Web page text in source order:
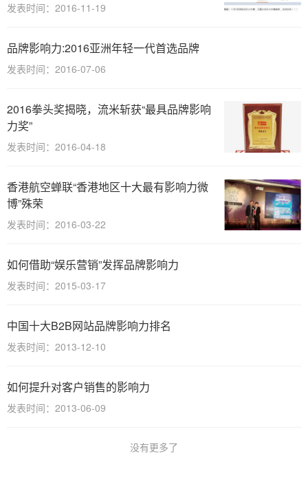
发表时间：2016-11-19
品牌影响力:2016亚洲年轻一代首选品牌
发表时间：2016-07-06
2016拳头奖揭晓，流米斩获“最具品牌影响
力奖”
发表时间：2016-04-18
香港航空蝉联“香港地区十大最有影响力微
博”殊荣
发表时间：2016-03-22
如何借助“娱乐营销”发挥品牌影响力
发表时间：2015-03-17
中国十大B2B网站品牌影响力排名
发表时间：2013-12-10
如何提升对客户销售的影响力
发表时间：2013-06-09
没有更多了